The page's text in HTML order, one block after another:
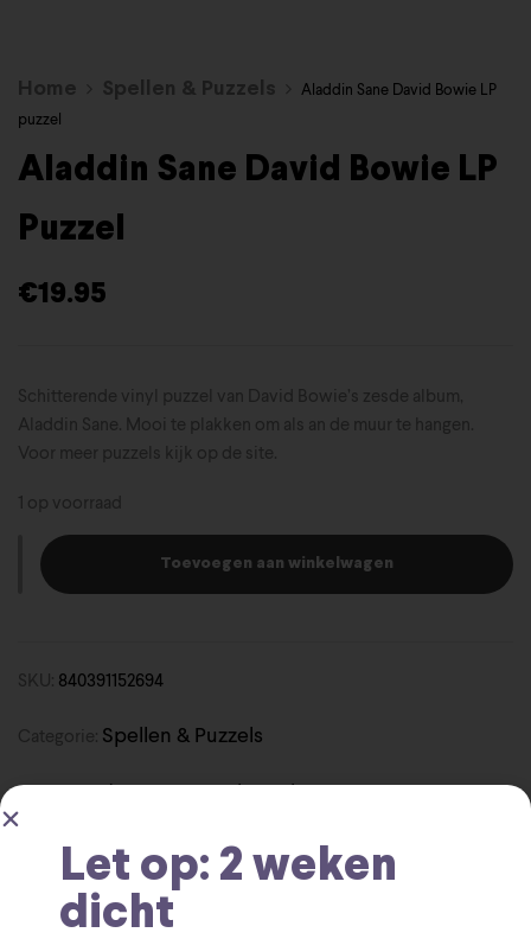
Home Spellen & Puzzels
Aladdin Sane David Bowie LP
puzzel
Aladdin Sane David Bowie LP
Puzzel
€19.95
Schitterende vinyl puzzel van David Bowie’s zesde album,
Aladdin Sane. Mooi te plakken om als an de muur te hangen.
Voor meer puzzels kijk op de site.
1 op voorraad
Toevoegen aan winkelwagen
SKU: 840391152694
Categorie: Spellen & Puzzels
Tags: David Bowie Puzzel Vinyl
Let op: 2 weken
dicht